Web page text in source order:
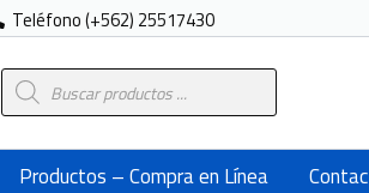
Teléfono (+562) 25517430
Búsqueda
de
Productos – Compra en Línea